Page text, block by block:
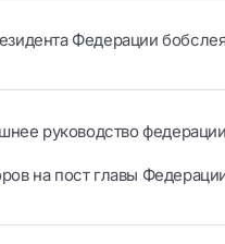
Федерации
руководство
на пост главы